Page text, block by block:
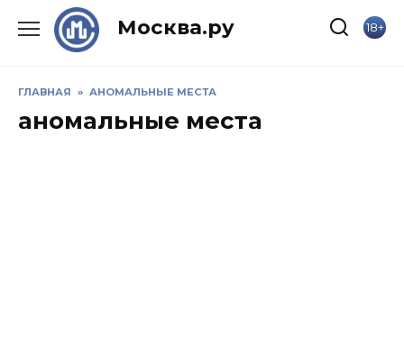
Москва.ру 18+
ГЛАВНАЯ » АНОМАЛЬНЫЕ МЕСТА
аномальные места